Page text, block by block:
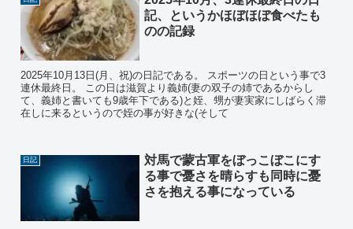
記、というかほぼほぼ食べたも
のの記録
2025年10月13日(月、祝)の日記である。 スポーツの日という事で3
連休最終日。 この日は滋賀より義姉(妻の双子の姉であるからし
て、義姉と書いても9歳年下である)と姪、甥が妻実家にしばらく滞
在しに来るというので姪の事が好きな(そして
日記
対馬で蒙古軍をぼっこぼこにす
る事で憂さを晴らすも同時に憂
さを抱える事になっている